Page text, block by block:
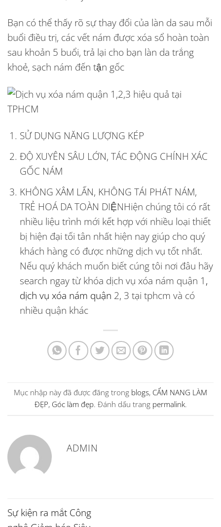
Bạn có thể thấy rõ sự thay đổi của làn da sau mỗi
buổi điều trị, các vết nám được xóa sổ hoàn toàn
sau khoản 5 buổi, trả lại cho bạn làn da trắng
khoẻ, sạch nám đến tận gốc
SỬ DỤNG NĂNG LƯỢNG KÉP
ĐỘ XUYÊN SÂU LỚN, TÁC ĐỘNG CHÍNH XÁC
GỐC NÁM
KHÔNG XÂM LẤN, KHÔNG TÁI PHÁT NÁM,
TRẺ HOÁ DA TOÀN DIỆNHiện chúng tôi có rất
nhiều liệu trình mới kết hợp với nhiều loại thiết
bị hiện đại tối tân nhất hiện nay giúp cho quý
khách hàng có được những dịch vụ tốt nhất.
Nếu quý khách muốn biết cúng tôi nơi đâu hãy
search ngay từ khóa dịch vụ xóa nám quận 1,
dịch vụ xóa nám quận 2, 3 tại tphcm và có
nhiều quận khác
Mục nhập này đã được đăng trong blogs, CẨM NANG LÀM
ĐẸP, Góc làm đẹp. Đánh dấu trang permalink.
ADMIN
Sự kiện ra mắt Công